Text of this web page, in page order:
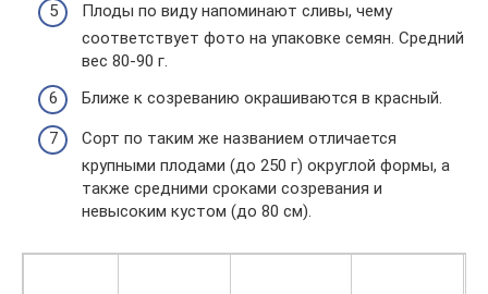
Плоды по виду напоминают сливы, чему
соответствует фото на упаковке семян. Средний
вес 80-90 г.
Ближе к созреванию окрашиваются в красный.
Сорт по таким же названием отличается
крупными плодами (до 250 г) округлой формы, а
также средними сроками созревания и
невысоким кустом (до 80 см).